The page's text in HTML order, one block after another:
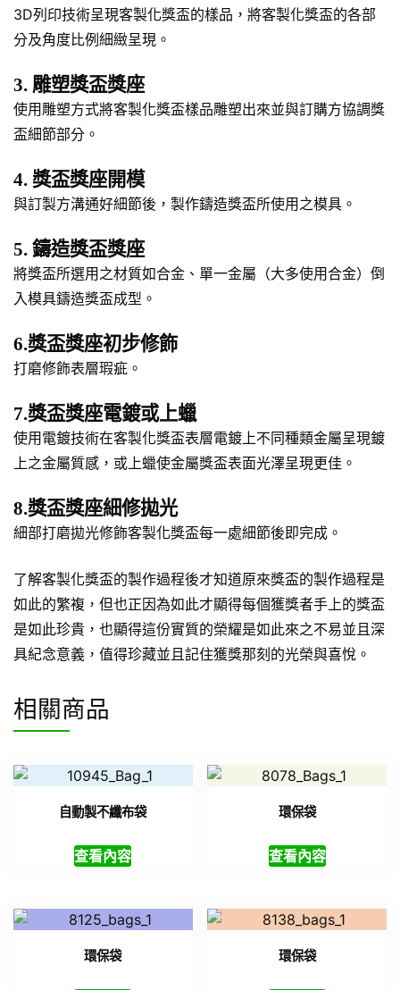
3D列印技術呈現客製化獎盃的樣品，將客製化獎盃的各部
分及角度比例細緻呈現。
3. 雕塑獎盃獎座
使用雕塑方式將客製化獎盃樣品雕塑出來並與訂購方協調獎
盃細節部分。
4. 獎盃獎座開模
與訂製方溝通好細節後，製作鑄造獎盃所使用之模具。
5. 鑄造獎盃獎座
將獎盃所選用之材質如合金、單一金屬（大多使用合金）倒
入模具鑄造獎盃成型。
6.獎盃獎座初步修飾
打磨修飾表層瑕疵。
7.獎盃獎座電鍍或上蠟
使用電鍍技術在客製化獎盃表層電鍍上不同種類金屬呈現鍍
上之金屬質感，或上蠟使金屬獎盃表面光澤呈現更佳。
8.獎盃獎座細修拋光
細部打磨拋光修飾客製化獎盃每一處細節後即完成。
了解客製化獎盃的製作過程後才知道原來獎盃的製作過程是
如此的繁複，但也正因為如此才顯得每個獲獎者手上的獎盃
是如此珍貴，也顯得這份實質的榮耀是如此來之不易並且深
具紀念意義，值得珍藏並且記住獲獎那刻的光榮與喜悅。
相關商品
自動製不纖布袋
查看內容
環保袋
查看內容
環保袋 環保袋